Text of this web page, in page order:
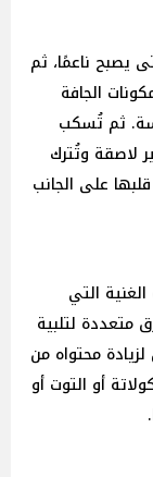
يصبح ناعمًا، ثم
الجافة
ثم تُسكب
لاصقة وتُترك
على الجانب
التي
متعددة لتلبية
محتواه من
أو التوت أو